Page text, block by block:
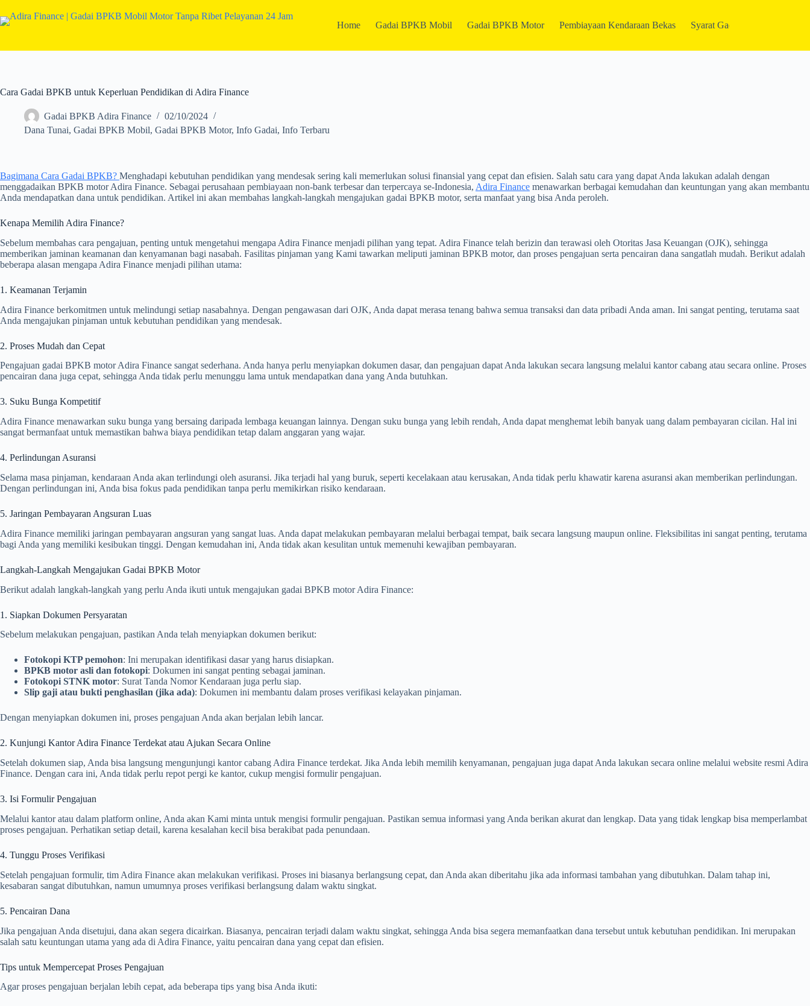
to
content
Home Gadai BPKB Mobil Gadai BPKB Motor Pembiayaan Kendaraan Bekas Syarat Gadai BPKB
Cara Gadai BPKB untuk Keperluan Pendidikan di Adira Finance
Gadai BPKB Adira Finance
02/10/2024
Dana Tunai, Gadai BPKB Mobil, Gadai BPKB Motor, Info Gadai, Info Terbaru
Bagimana Cara Gadai BPKB? Menghadapi kebutuhan pendidikan yang mendesak sering kali memerlukan solusi finansial yang cepat dan efisien. Salah satu cara yang dapat Anda lakukan adalah dengan
menggadaikan BPKB motor Adira Finance. Sebagai perusahaan pembiayaan non-bank terbesar dan terpercaya se-Indonesia, Adira Finance menawarkan berbagai kemudahan dan keuntungan yang akan membantu
Anda mendapatkan dana untuk pendidikan. Artikel ini akan membahas langkah-langkah mengajukan gadai BPKB motor, serta manfaat yang bisa Anda peroleh.
Kenapa Memilih Adira Finance?
Sebelum membahas cara pengajuan, penting untuk mengetahui mengapa Adira Finance menjadi pilihan yang tepat. Adira Finance telah berizin dan terawasi oleh Otoritas Jasa Keuangan (OJK), sehingga
memberikan jaminan keamanan dan kenyamanan bagi nasabah. Fasilitas pinjaman yang Kami tawarkan meliputi jaminan BPKB motor, dan proses pengajuan serta pencairan dana sangatlah mudah. Berikut adalah
beberapa alasan mengapa Adira Finance menjadi pilihan utama:
1. Keamanan Terjamin
Adira Finance berkomitmen untuk melindungi setiap nasabahnya. Dengan pengawasan dari OJK, Anda dapat merasa tenang bahwa semua transaksi dan data pribadi Anda aman. Ini sangat penting, terutama saat
Anda mengajukan pinjaman untuk kebutuhan pendidikan yang mendesak.
2. Proses Mudah dan Cepat
Pengajuan gadai BPKB motor Adira Finance sangat sederhana. Anda hanya perlu menyiapkan dokumen dasar, dan pengajuan dapat Anda lakukan secara langsung melalui kantor cabang atau secara online. Proses
pencairan dana juga cepat, sehingga Anda tidak perlu menunggu lama untuk mendapatkan dana yang Anda butuhkan.
3. Suku Bunga Kompetitif
Adira Finance menawarkan suku bunga yang bersaing daripada lembaga keuangan lainnya. Dengan suku bunga yang lebih rendah, Anda dapat menghemat lebih banyak uang dalam pembayaran cicilan. Hal ini
sangat bermanfaat untuk memastikan bahwa biaya pendidikan tetap dalam anggaran yang wajar.
4. Perlindungan Asuransi
Selama masa pinjaman, kendaraan Anda akan terlindungi oleh asuransi. Jika terjadi hal yang buruk, seperti kecelakaan atau kerusakan, Anda tidak perlu khawatir karena asuransi akan memberikan perlindungan.
Dengan perlindungan ini, Anda bisa fokus pada pendidikan tanpa perlu memikirkan risiko kendaraan.
5. Jaringan Pembayaran Angsuran Luas
Adira Finance memiliki jaringan pembayaran angsuran yang sangat luas. Anda dapat melakukan pembayaran melalui berbagai tempat, baik secara langsung maupun online. Fleksibilitas ini sangat penting, terutama
bagi Anda yang memiliki kesibukan tinggi. Dengan kemudahan ini, Anda tidak akan kesulitan untuk memenuhi kewajiban pembayaran.
Langkah-Langkah Mengajukan Gadai BPKB Motor
Berikut adalah langkah-langkah yang perlu Anda ikuti untuk mengajukan gadai BPKB motor Adira Finance:
1. Siapkan Dokumen Persyaratan
Sebelum melakukan pengajuan, pastikan Anda telah menyiapkan dokumen berikut:
Fotokopi KTP pemohon: Ini merupakan identifikasi dasar yang harus disiapkan.
BPKB motor asli dan fotokopi: Dokumen ini sangat penting sebagai jaminan.
Fotokopi STNK motor: Surat Tanda Nomor Kendaraan juga perlu siap.
Slip gaji atau bukti penghasilan (jika ada): Dokumen ini membantu dalam proses verifikasi kelayakan pinjaman.
Dengan menyiapkan dokumen ini, proses pengajuan Anda akan berjalan lebih lancar.
2. Kunjungi Kantor Adira Finance Terdekat atau Ajukan Secara Online
Setelah dokumen siap, Anda bisa langsung mengunjungi kantor cabang Adira Finance terdekat. Jika Anda lebih memilih kenyamanan, pengajuan juga dapat Anda lakukan secara online melalui website resmi Adira
Finance. Dengan cara ini, Anda tidak perlu repot pergi ke kantor, cukup mengisi formulir pengajuan.
3. Isi Formulir Pengajuan
Melalui kantor atau dalam platform online, Anda akan Kami minta untuk mengisi formulir pengajuan. Pastikan semua informasi yang Anda berikan akurat dan lengkap. Data yang tidak lengkap bisa memperlambat
proses pengajuan. Perhatikan setiap detail, karena kesalahan kecil bisa berakibat pada penundaan.
4. Tunggu Proses Verifikasi
Setelah pengajuan formulir, tim Adira Finance akan melakukan verifikasi. Proses ini biasanya berlangsung cepat, dan Anda akan diberitahu jika ada informasi tambahan yang dibutuhkan. Dalam tahap ini,
kesabaran sangat dibutuhkan, namun umumnya proses verifikasi berlangsung dalam waktu singkat.
5. Pencairan Dana
Jika pengajuan Anda disetujui, dana akan segera dicairkan. Biasanya, pencairan terjadi dalam waktu singkat, sehingga Anda bisa segera memanfaatkan dana tersebut untuk kebutuhan pendidikan. Ini merupakan
salah satu keuntungan utama yang ada di Adira Finance, yaitu pencairan dana yang cepat dan efisien.
Tips untuk Mempercepat Proses Pengajuan
Agar proses pengajuan berjalan lebih cepat, ada beberapa tips yang bisa Anda ikuti: